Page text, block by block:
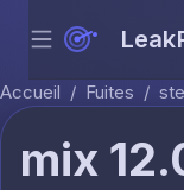
Menu
Accueil / Fuites /
mix